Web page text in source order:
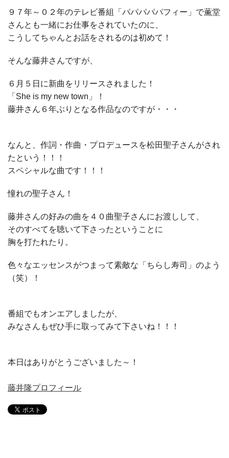
９７年～０２年のテレビ番組「パパパパパフィー」で薫堂
さんとも一緒にお仕事をされていたのに、
こうしてちゃんとお話をされるのは初めて！
そんな藤井さんですが、
６月５日に新曲をリリースされました！
「She is my new town」！
藤井さん６年ぶりとなる作品なのですが・・・
なんと、作詞・作曲・プロデュースを松田聖子さんがされ
たという！！！
スペシャルな曲です！！！
憧れの聖子さん！
藤井さんの好みの曲を４０曲聖子さんにお渡しして、
そのすべてを聴いて下さったということに
胸を打たれたり。
色々なエッセンスがつまって素敵な「ちらし寿司」のよう
（笑）！
番組でもオンエアしましたが、
みなさんもぜひ手に取ってみて下さいね！！！
本日はありがとうございました～！
藤井隆プロフィール